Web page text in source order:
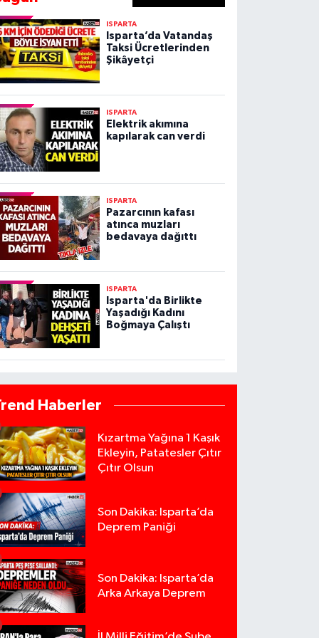
ISPARTA
Isparta’da Vatandaş
Taksi Ücretlerinden
Şikâyetçi
ISPARTA
Elektrik akımına
kapılarak can verdi
ISPARTA
Pazarcının kafası
atınca muzları
bedavaya dağıttı
ISPARTA
Isparta'da Birlikte
Yaşadığı Kadını
Boğmaya Çalıştı
Haberler
Kızartma Yağına 1 Kaşık
Ekleyin, Patatesler Çıtır
Çıtır Olsun
Son Dakika: Isparta’da
Deprem Paniği
Son Dakika: Isparta’da
Arka Arkaya Deprem